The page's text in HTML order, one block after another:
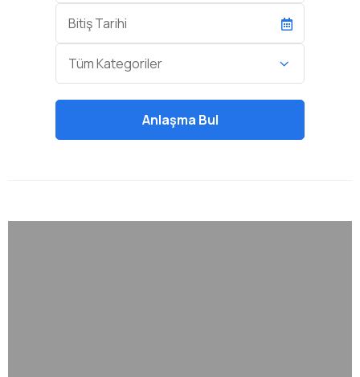
End
Date
Kategori
Tüm Kategoriler